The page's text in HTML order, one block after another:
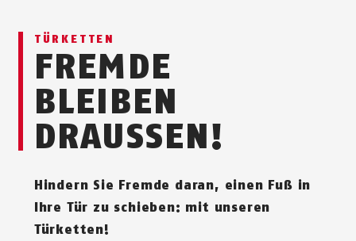
TÜRKETTEN
FREMDE
BLEIBEN
DRAUSSEN!
Hindern Sie Fremde daran, einen Fuß in
Ihre Tür zu schieben: mit unseren
Türketten!